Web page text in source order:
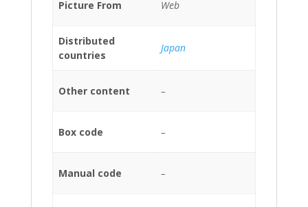
Picture From Web
Distributed
countries
Japan
Other content –
Box code –
Manual code –